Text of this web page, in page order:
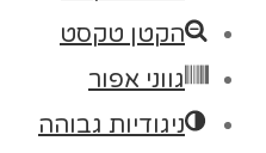
הקטן טקסט
גווני אפור
ניגודיות גבוהה